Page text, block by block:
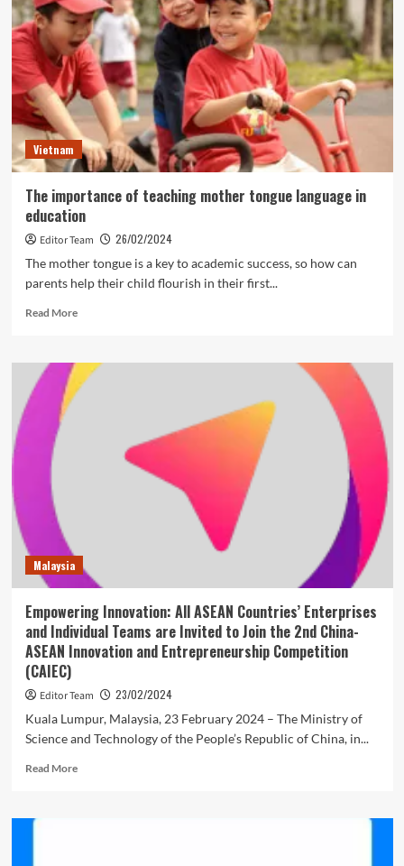
ngôn
ngữ
mẹ
đẻ
trong
giáo
dục
Vietnam
The importance of teaching mother tongue language in
education
Editor Team
26/02/2024
The mother tongue is a key to academic success, so how can
parents help their child flourish in their first...
Read MoreRead
The
importance
of
Malaysia
Empowering Innovation: All ASEAN Countries’ Enterprises
and Individual Teams are Invited to Join the 2nd China-
ASEAN Innovation and Entrepreneurship Competition
(CAIEC)
Editor Team
23/02/2024
Kuala Lumpur, Malaysia, 23 February 2024 – The Ministry of
Science and Technology of the People’s Republic of China, in...
Read MoreRead